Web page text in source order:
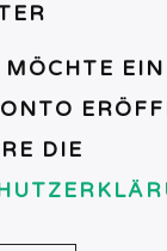
EIN
DIE